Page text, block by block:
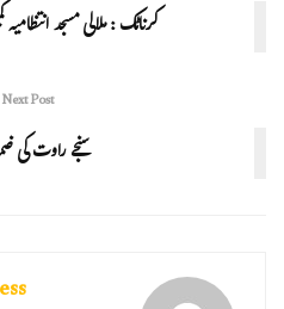
کرناٹک : ملالی مسجد
Next Post
سنجے راوت کی